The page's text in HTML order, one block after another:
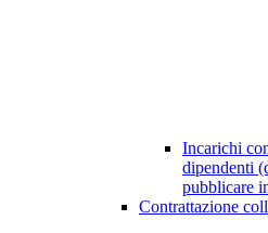
Incarichi
dipendenti
pubblicare
Contrattazione